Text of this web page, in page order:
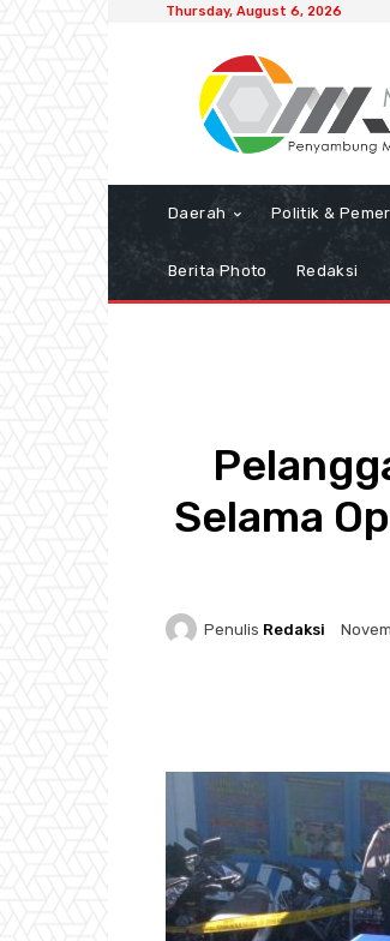
Thursday, August 6, 2026
Daerah Politik &
Berita Photo Redaksi
Selama
Penulis Redaksi